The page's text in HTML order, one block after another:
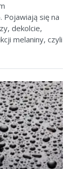
się na
dekolcie,
melaniny, czyli